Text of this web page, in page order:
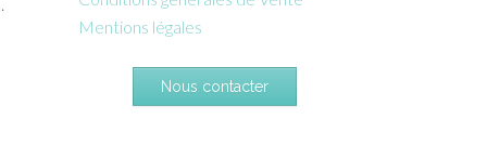
Mentions légales
Nous contacter